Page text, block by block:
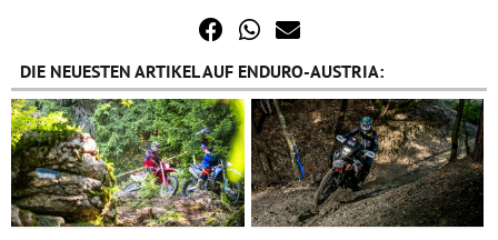
DIE NEUESTEN ARTIKEL AUF ENDURO-AUSTRIA: